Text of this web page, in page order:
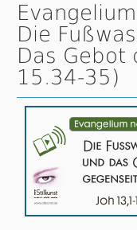
Die
Das Gebot
15.34-35)